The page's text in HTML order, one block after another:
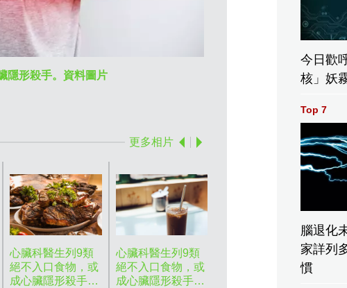
隱形殺手。資料圖片
心臟科醫生列9類絕不入口
更多相片
心臟科醫生列9類
絕不入口食物，或
成心臟隱形殺手。
心臟科醫生列9類
絕不入口食物，或
成心臟隱形殺手。
今日歡
核」妖
Top 7
腦退化
家詳列
慣